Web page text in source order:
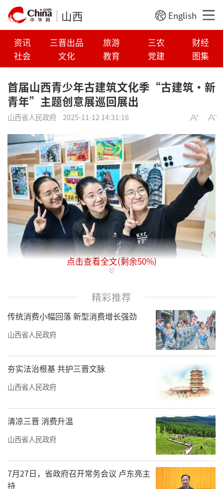
山西 English
资讯 三晋出品 旅游 三农
财经
社会
文化 教育 党建 图集
首届山西青少年古建筑文化季“古建筑·新
青年”主题创意展巡回展出
山西省人民政府 2025-11-12 14:31:16
筑文化季“古建筑·新青年”主题创意展在汾
酒博物馆及省内四所高校巡回展出。本次巡展
以“展示成果、推动交流、促进传播”为主
线，融合线上宣传与线下体验，打造兼具科普
性、生活化与互动感的展览现场。
据介绍，本次古建筑文化季活动启动以
来，共征集到600件作品。最终进入巡展的79件
优秀作品，不仅展现出年轻一代对传统建筑文
化的深入理解，更以充满想象力的艺术表达，
让沉默的古建在当代设计中重焕新生。
团省委相关负责人表示，未来，山西共青
点击查看全文(剩余50%)
精彩推荐
传统消费小幅回落 新型消费增长强劲
山西省人民政府
夯实法治根基 共护三晋文脉
山西省人民政府
清凉三晋 消费升温
山西省人民政府
7月27日，省政府召开常务会议 卢东亮主
持